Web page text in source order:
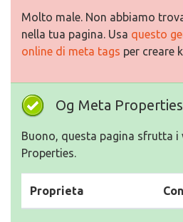
Molto male. Non abbiamo
nella tua pagina. Usa questo
online di meta tags per creare
Og Meta Properties
Buono, questa pagina sfrutta i
Properties.
Proprieta